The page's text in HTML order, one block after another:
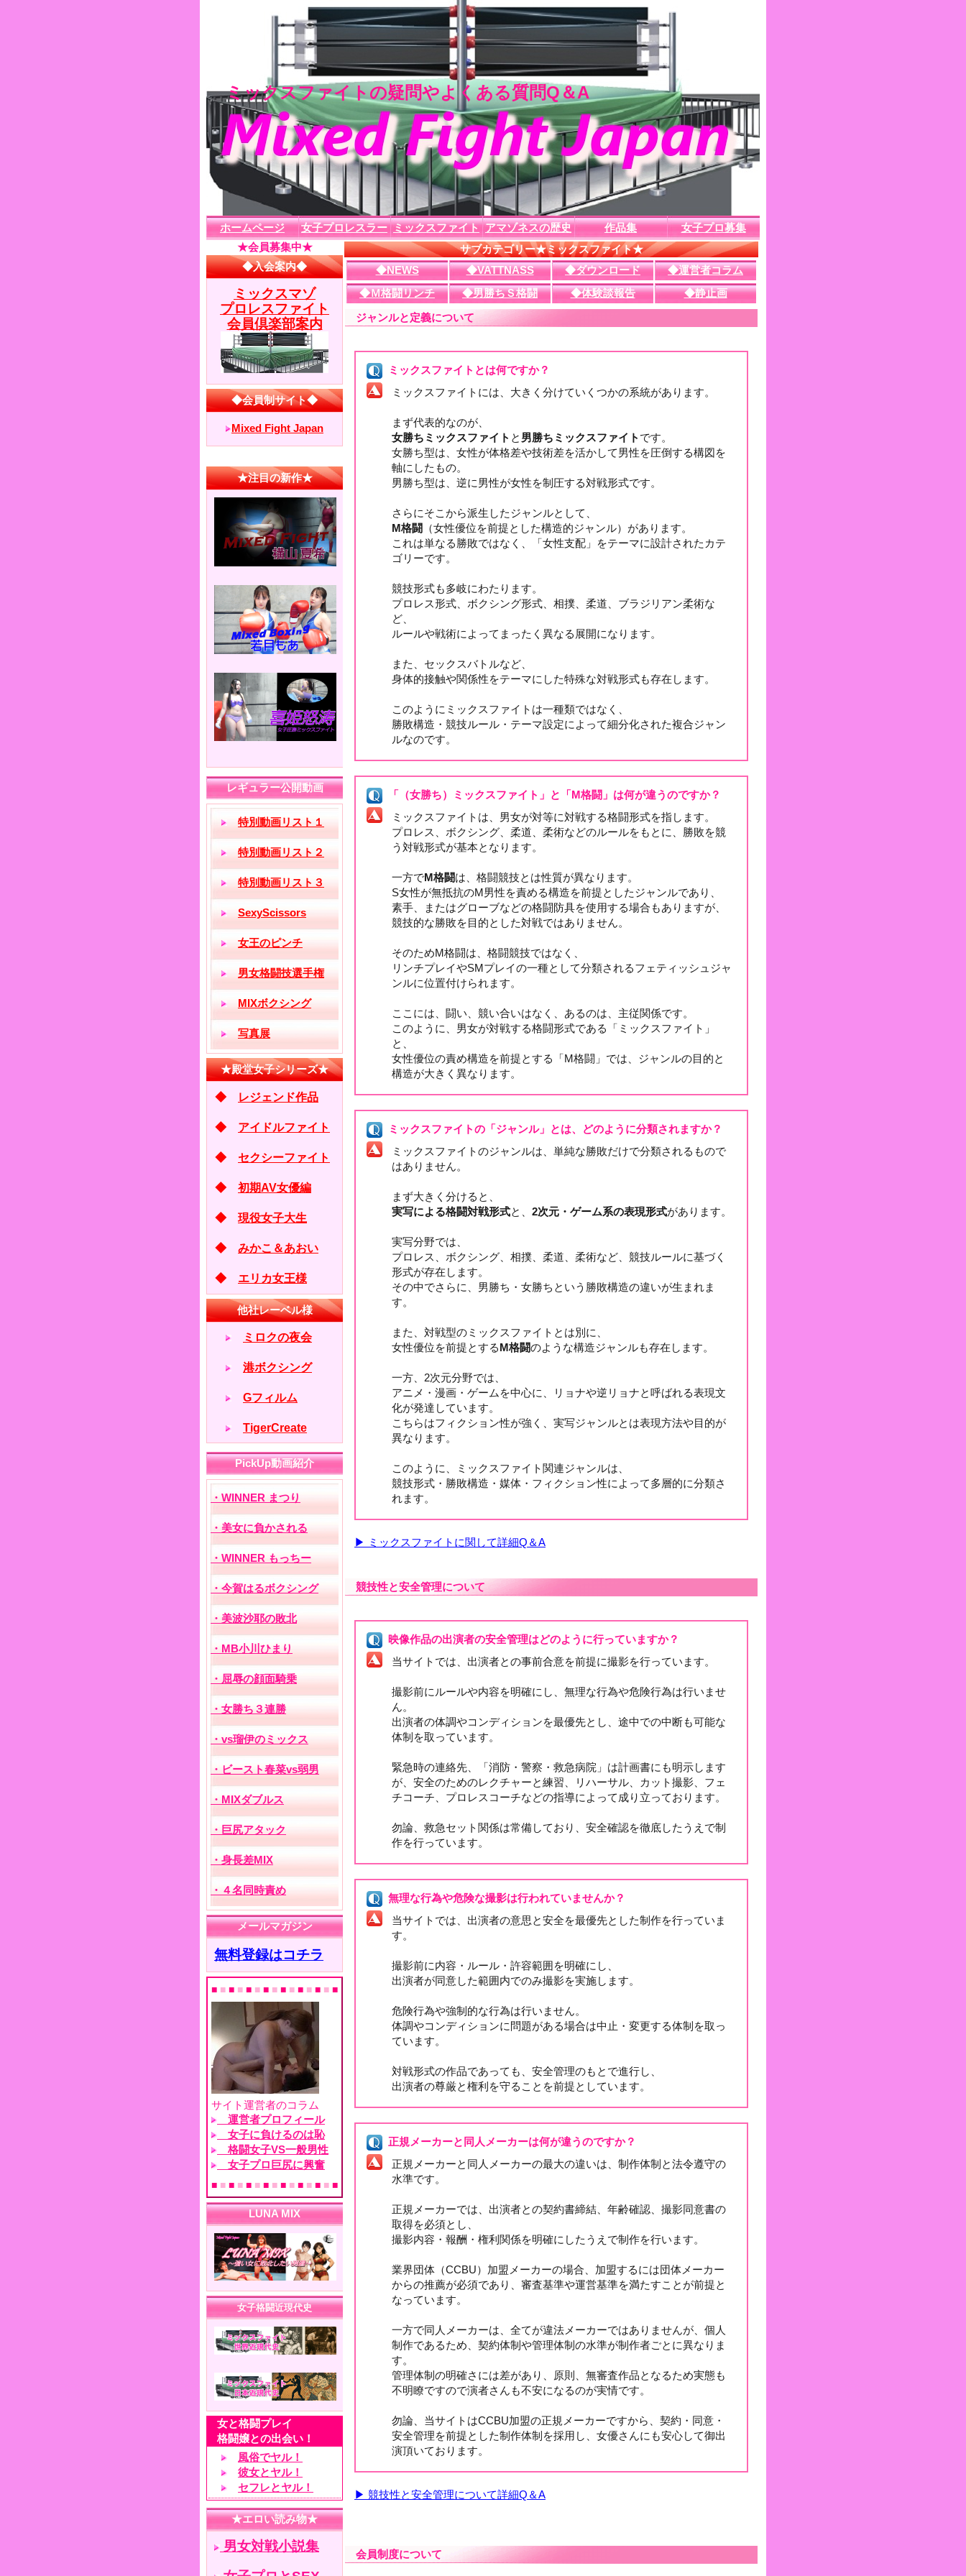
ミックスファイトの疑問やよくある質問Q＆A
ホームページ 女子プロレスラー ミックスファイト アマゾネスの歴史 作品集
女子プロ募集
サブカテゴリー★ミックスファイト★
◆NEWS
◆VATTNASS ◆ダウンロード
◆運営者コラム
◆Ｍ格闘リンチ
◆男勝ちＳ格闘 ◆体験談報告 ◆静止画
ジャンルと定義について
ミックスファイトとは何ですか？
ミックスファイトには、大きく分けていくつかの系統があります。
まず代表的なのが、
女勝ちミックスファイト と 男勝ちミックスファイト です。
女勝ち型は、女性が体格差や技術差を活かして男性を圧倒する構図を
軸にしたもの。
男勝ち型は、逆に男性が女性を制圧する対戦形式です。
さらにそこから派生したジャンルとして、
M格闘
（女性優位を前提とした構造的ジャンル）があります。
これは単なる勝敗ではなく、「女性支配」をテーマに設計されたカテ
ゴリーです。
競技形式も多岐にわたります。
プロレス形式、ボクシング形式、相撲、柔道、ブラジリアン柔術な
ど、
ルールや戦術によってまったく異なる展開になります。
また、セックスバトルなど、
身体的接触や関係性をテーマにした特殊な対戦形式も存在します。
このようにミックスファイトは一種類ではなく、
勝敗構造・競技ルール・テーマ設定によって細分化された複合ジャン
ルなのです。
「（女勝ち）ミックスファイト」と「M格闘」は何が違うのですか？
ミックスファイトは、男女が対等に対戦する格闘形式を指します。
プロレス、ボクシング、柔道、柔術などのルールをもとに、勝敗を競
う対戦形式が基本となります。
一方でM格闘は、格闘競技とは性質が異なります。
S女性が無抵抗のM男性を責める構造を前提としたジャンルであり、
素手、またはグローブなどの格闘防具を使用する場合もありますが、
競技的な勝敗を目的とした対戦ではありません。
そのためM格闘は、格闘競技ではなく、
リンチプレイやSMプレイの一種として分類されるフェティッシュジャ
ンルに位置付けられます。
ここには、闘い、競い合いはなく、あるのは、主従関係です。
このように、男女が対戦する格闘形式である「ミックスファイト」
と、
女性優位の責め構造を前提とする「M格闘」では、ジャンルの目的と
構造が大きく異なります。
ミックスファイトの「ジャンル」とは、どのように分類されますか？
ミックスファイトのジャンルは、単純な勝敗だけで分類されるもので
はありません。
まず大きく分けると、
実写による格闘対戦形式と、 2次元・ゲーム系の表現形式があります。
実写分野では、
プロレス、ボクシング、相撲、柔道、柔術など、競技ルールに基づく
形式が存在します。
その中でさらに、男勝ち・女勝ちという勝敗構造の違いが生まれま
す。
また、対戦型のミックスファイトとは別に、
女性優位を前提とするM格闘のような構造ジャンルも存在します。
一方、2次元分野では、
アニメ・漫画・ゲームを中心に、リョナや逆リョナと呼ばれる表現文
化が発達しています。
こちらはフィクション性が強く、実写ジャンルとは表現方法や目的が
異なります。
このように、ミックスファイト関連ジャンルは、
競技形式・勝敗構造・媒体・フィクション性によって多層的に分類さ
れます。
▶ ミックスファイトに関して詳細Q＆A
競技性と安全管理について
映像作品の出演者の安全管理はどのように行っていますか？
当サイトでは、出演者との事前合意を前提に撮影を行っています。
撮影前にルールや内容を明確にし、無理な行為や危険行為は行いませ
ん。
出演者の体調やコンディションを最優先とし、途中での中断も可能な
体制を取っています。
緊急時の連絡先、「消防・警察・救急病院」は計画書にも明示します
が、安全のためのレクチャーと練習、リハーサル、カット撮影、フェ
チコーチ、プロレスコーチなどの指導によって成り立っております。
勿論、救急セット関係は常備しており、安全確認を徹底したうえで制
作を行っています。
無理な行為や危険な撮影は行われていませんか？
当サイトでは、出演者の意思と安全を最優先とした制作を行っていま
す。
撮影前に内容・ルール・許容範囲を明確にし、
出演者が同意した範囲内でのみ撮影を実施します。
危険行為や強制的な行為は行いません。
体調やコンディションに問題がある場合は中止・変更する体制を取っ
ています。
対戦形式の作品であっても、安全管理のもとで進行し、
出演者の尊厳と権利を守ることを前提としています。
正規メーカーと同人メーカーは何が違うのですか？
正規メーカーと同人メーカーの最大の違いは、制作体制と法令遵守の
水準です。
正規メーカーでは、出演者との契約書締結、年齢確認、撮影同意書の
取得を必須とし、
撮影内容・報酬・権利関係を明確にしたうえで制作を行います。
業界団体（CCBU）加盟メーカーの場合、加盟するには団体メーカー
からの推薦が必須であり、審査基準や運営基準を満たすことが前提と
なっています。
一方で同人メーカーは、全てが違法メーカーではありませんが、個人
制作であるため、契約体制や管理体制の水準が制作者ごとに異なりま
す。
管理体制の明確さには差があり、原則、無審査作品となるため実態も
不明瞭ですので演者さんも不安になるのが実情です。
勿論、当サイトはCCBU加盟の正規メーカーですから、契約・同意・
安全管理を前提とした制作体制を採用し、女優さんにも安心して御出
演頂いております。
▶ 競技性と安全管理について詳細Q＆A
会員制度について